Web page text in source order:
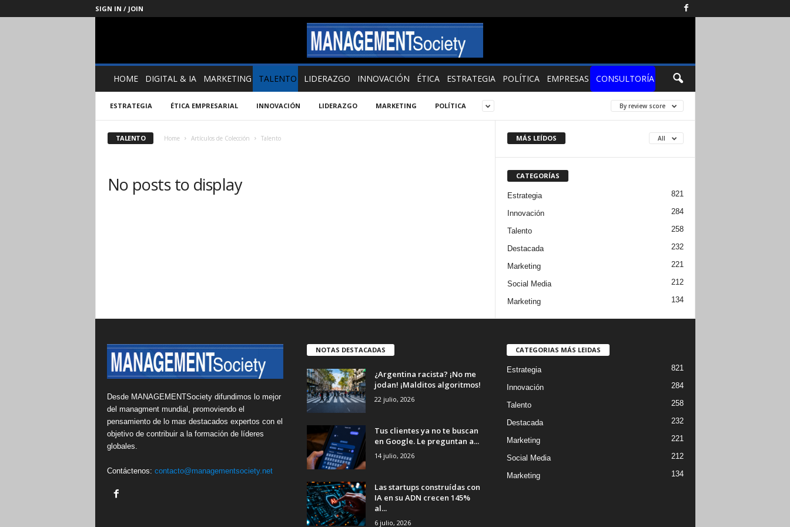
SIGN IN / JOIN
Management
SocietyHOME DIGITAL & IA MARKETING TALENTO LIDERAZGO INNOVACIÓN ÉTICA ESTRATEGIA POLÍTICA EMPRESAS CONSULTORÍA
ESTRATEGIA ÉTICA EMPRESARIAL INNOVACIÓN LIDERAZGO MARKETING POLÍTICA By review score
TALENTO Home Artículos de Colección Talento
No posts to display
MÁS LEÍDOS All
CATEGORÍAS
Estrategia 821
Innovación 284
Talento 258
Destacada 232
Marketing 221
Social Media 212
Marketing 134
Desde MANAGEMENTSociety difundimos lo mejor
del managment mundial, promoviendo el
pensamiento de lo mas destacados expertos con el
objetivo de contribuir a la formación de líderes
globales.
Contáctenos: contacto@managementsociety.net
NOTAS DESTACADAS
¿Argentina racista? ¡No me
jodan! ¡Malditos algoritmos!
22 julio, 2026
Tus clientes ya no te buscan
en Google. Le preguntan a...
14 julio, 2026
Las startups construídas con
IA en su ADN crecen 145%
al...
6 julio, 2026
CATEGORIAS MÁS LEIDAS
Estrategia 821
Innovación 284
Talento 258
Destacada 232
Marketing 221
Social Media 212
Marketing 134